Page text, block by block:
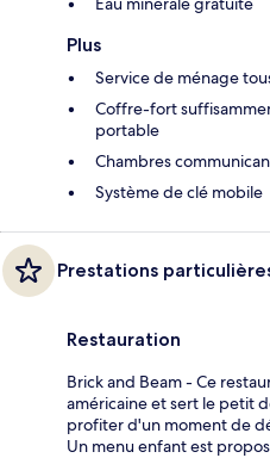
Plus
Service de ménage
Coffre-fort
portable
Chambres
Système de clé mobile
Prestations
Restauration
Brick and Beam - Ce
américaine et sert le petit
profiter d'un moment de
Un menu enfant est